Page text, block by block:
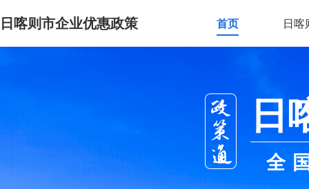
日喀则市企业优惠政策 首页 日喀
日
全